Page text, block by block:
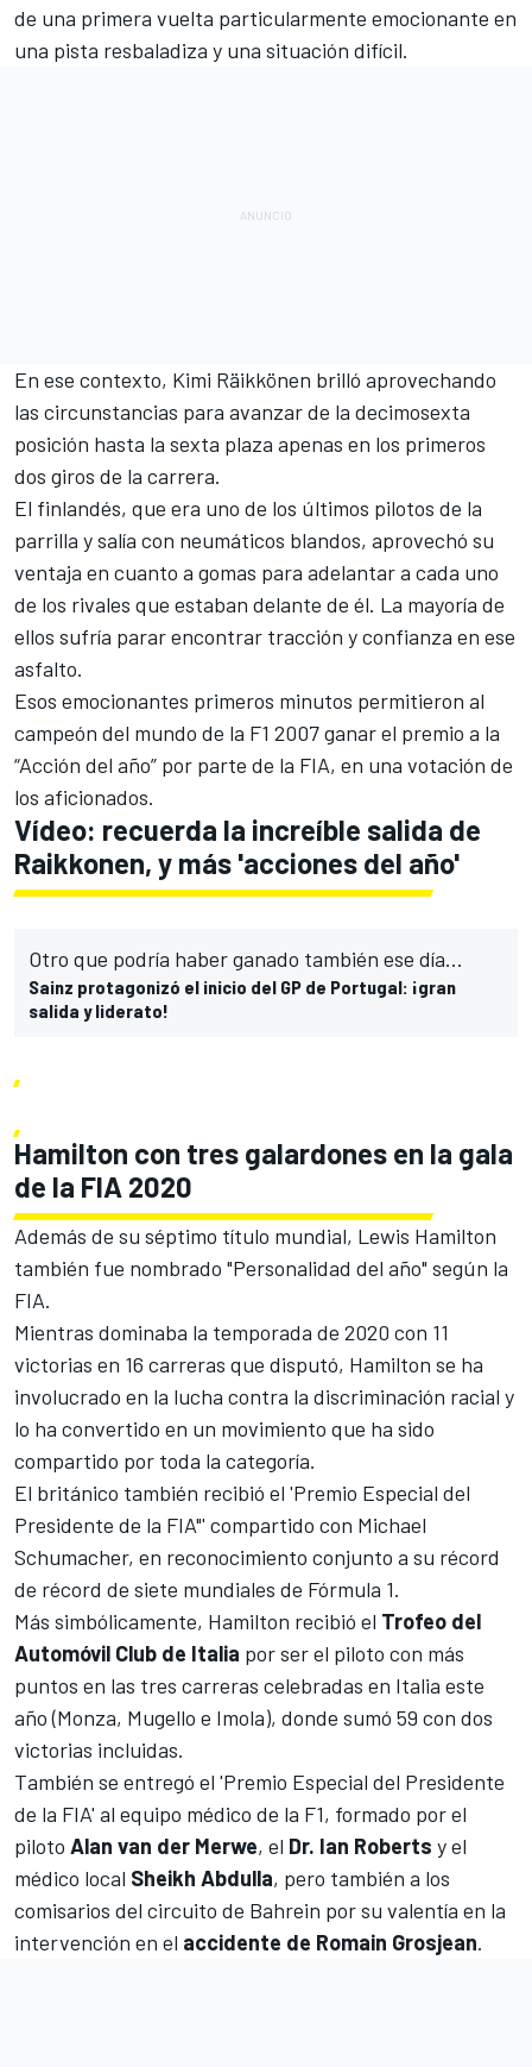
de una primera vuelta particularmente emocionante en
una pista resbaladiza y una situación difícil.
En ese contexto, Kimi Räikkönen brilló aprovechando
las circunstancias para avanzar de la decimosexta
posición hasta la sexta plaza apenas en los primeros
dos giros de la carrera.
El finlandés, que era uno de los últimos pilotos de la
parrilla y salía con neumáticos blandos, aprovechó su
ventaja en cuanto a gomas para adelantar a cada uno
de los rivales que estaban delante de él. La mayoría de
ellos sufría parar encontrar tracción y confianza en ese
asfalto.
Esos emocionantes primeros minutos permitieron al
campeón del mundo de la F1 2007 ganar el premio a la
“Acción del año” por parte de la FIA, en una votación de
los aficionados.
Vídeo: recuerda la increíble salida de
Raikkonen, y más 'acciones del año'
Otro que podría haber ganado también ese día...
Sainz protagonizó el inicio del GP de Portugal: ¡gran
salida y liderato!
Hamilton con tres galardones en la gala
de la FIA 2020
Además de su séptimo título mundial, Lewis Hamilton
también fue nombrado "Personalidad del año" según la
FIA.
Mientras dominaba la temporada de 2020 con 11
victorias en 16 carreras que disputó, Hamilton se ha
involucrado en la lucha contra la discriminación racial y
lo ha convertido en un movimiento que ha sido
compartido por toda la categoría.
El británico también recibió el 'Premio Especial del
Presidente de la FIA"' compartido con Michael
Schumacher, en reconocimiento conjunto a su récord
de récord de siete mundiales de Fórmula 1.
Más simbólicamente, Hamilton recibió el Trofeo del
Automóvil Club de Italia por ser el piloto con más
puntos en las tres carreras celebradas en Italia este
año (Monza, Mugello e Imola), donde sumó 59 con dos
victorias incluidas.
También se entregó el 'Premio Especial del Presidente
de la FIA' al equipo médico de la F1, formado por el
piloto Alan van der Merwe, el Dr. Ian Roberts y el
médico local Sheikh Abdulla, pero también a los
comisarios del circuito de Bahrein por su valentía en la
intervención en el accidente de Romain Grosjean.